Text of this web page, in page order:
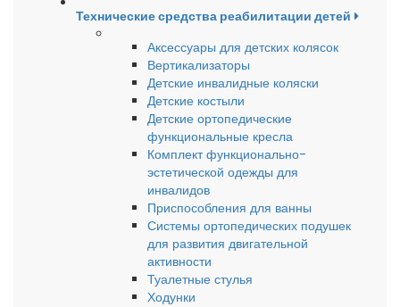
Технические средства реабилитации детей
Аксессуары для детских колясок
Вертикализаторы
Детские инвалидные коляски
Детские костыли
Детские ортопедические
функциональные кресла
Комплект функционально-
эстетической одежды для
инвалидов
Приспособления для ванны
Системы ортопедических подушек
для развития двигательной
активности
Туалетные стулья
Ходунки